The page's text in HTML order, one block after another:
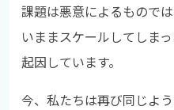
課題は悪意によるもので
いままスケールしてしま
起因しています。
今、私たちは再び同じよ